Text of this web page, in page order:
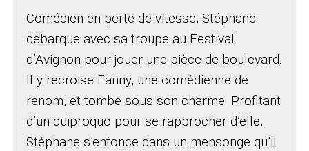
Comédien en perte de vitesse, Stéphane
débarque avec sa troupe au Festival
d’Avignon pour jouer une pièce de boulevard.
Il y recroise Fanny, une comédienne de
renom, et tombe sous son charme. Profitant
d’un quiproquo pour se rapprocher d’elle,
Stéphane s’enfonce dans un mensonge qu’il